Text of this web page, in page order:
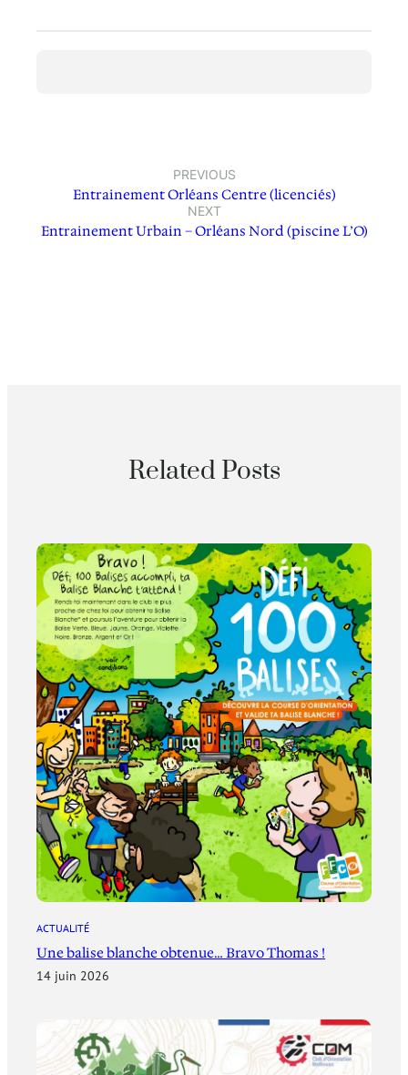
PREVIOUS
Entrainement Orléans Centre (licenciés)
NEXT
Entrainement Urbain – Orléans Nord (piscine L’O)
Related Posts
ACTUALITÉ
Une balise blanche obtenue… Bravo Thomas !
14 juin 2026